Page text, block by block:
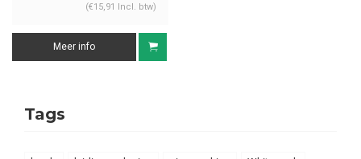
(€15,91 Incl. btw)
Meer info
Tags